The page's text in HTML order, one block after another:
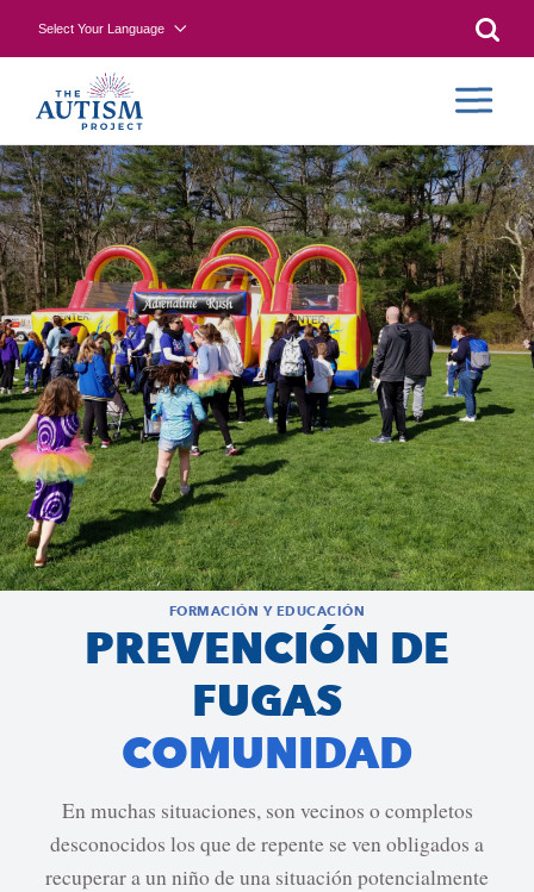
Select Your Language
FORMACIÓN Y EDUCACIÓN
PREVENCIÓN DE
FUGAS
COMUNIDAD
En muchas situaciones, son vecinos o completos
desconocidos los que de repente se ven obligados a
recuperar a un niño de una situación potencialmente